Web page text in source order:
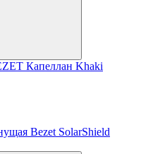
Капеллан Khaki